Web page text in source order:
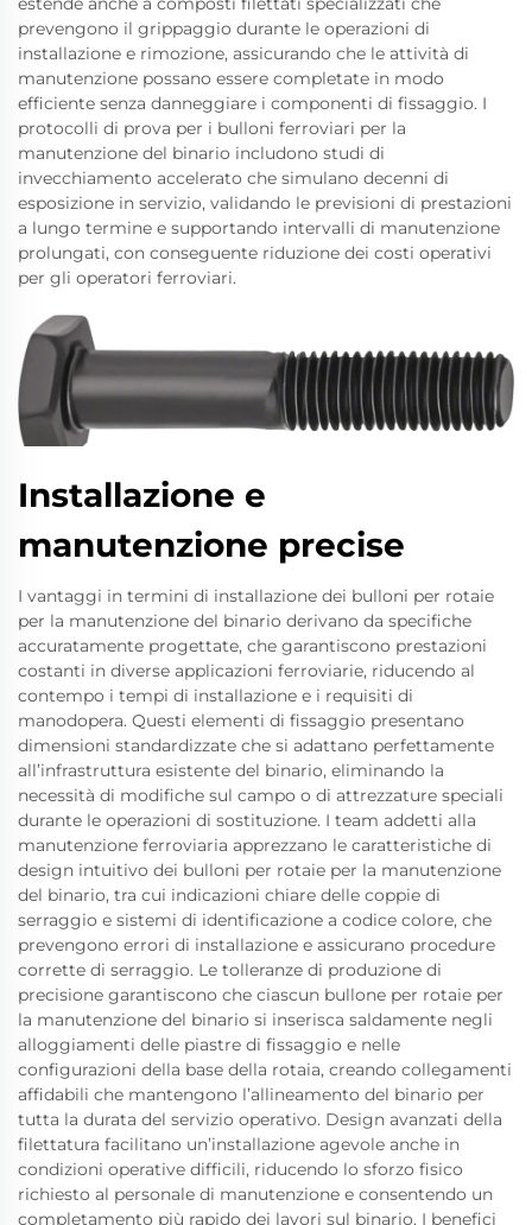
prevengono il grippaggio durante le operazioni di
installazione e rimozione, assicurando che le attività di
manutenzione possano essere completate in modo
efficiente senza danneggiare i componenti di fissaggio. I
protocolli di prova per i bulloni ferroviari per la
manutenzione del binario includono studi di
invecchiamento accelerato che simulano decenni di
esposizione in servizio, validando le previsioni di prestazioni
a lungo termine e supportando intervalli di manutenzione
prolungati, con conseguente riduzione dei costi operativi
per gli operatori ferroviari.
Installazione e
manutenzione precise
I vantaggi in termini di installazione dei bulloni per rotaie
per la manutenzione del binario derivano da specifiche
accuratamente progettate, che garantiscono prestazioni
costanti in diverse applicazioni ferroviarie, riducendo al
contempo i tempi di installazione e i requisiti di
manodopera. Questi elementi di fissaggio presentano
dimensioni standardizzate che si adattano perfettamente
all’infrastruttura esistente del binario, eliminando la
necessità di modifiche sul campo o di attrezzature speciali
durante le operazioni di sostituzione. I team addetti alla
manutenzione ferroviaria apprezzano le caratteristiche di
design intuitivo dei bulloni per rotaie per la manutenzione
del binario, tra cui indicazioni chiare delle coppie di
serraggio e sistemi di identificazione a codice colore, che
prevengono errori di installazione e assicurano procedure
corrette di serraggio. Le tolleranze di produzione di
precisione garantiscono che ciascun bullone per rotaie per
la manutenzione del binario si inserisca saldamente negli
alloggiamenti delle piastre di fissaggio e nelle
configurazioni della base della rotaia, creando collegamenti
affidabili che mantengono l’allineamento del binario per
tutta la durata del servizio operativo. Design avanzati della
filettatura facilitano un’installazione agevole anche in
condizioni operative difficili, riducendo lo sforzo fisico
richiesto al personale di manutenzione e consentendo un
completamento più rapido dei lavori sul binario. I benefici